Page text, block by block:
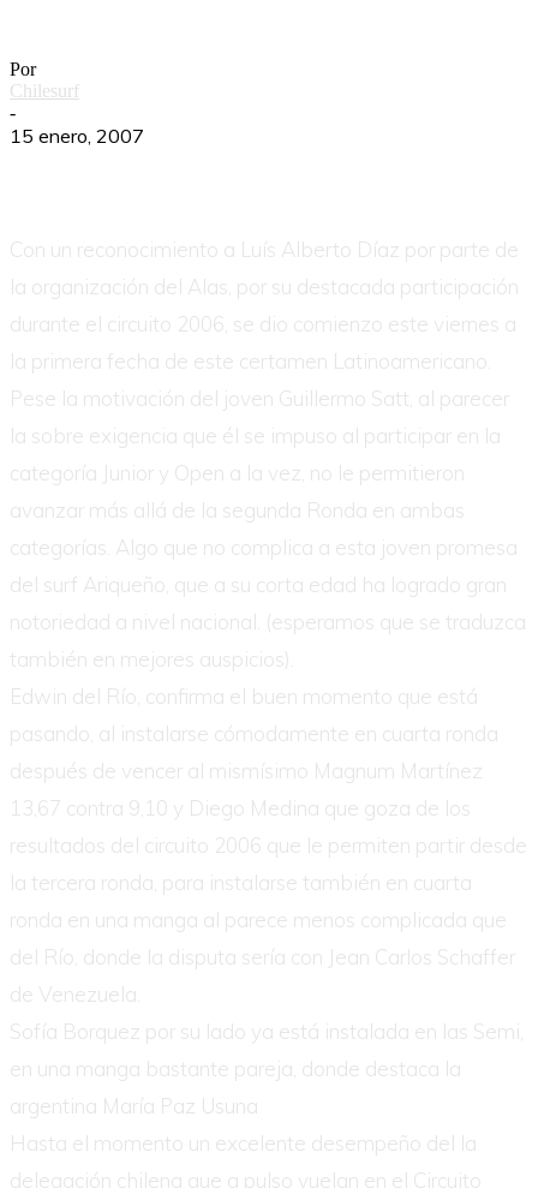
Por
Chilesurf
-
15 enero, 2007
Con un reconocimiento a Luís Alberto Díaz por parte de
la organización del Alas, por su destacada participación
durante el circuito 2006, se dio comienzo este viernes a
la primera fecha de este certamen Latinoamericano.
Pese la motivación del joven Guillermo Satt, al parecer
la sobre exigencia que él se impuso al participar en la
categoría Junior y Open a la vez, no le permitieron
avanzar más allá de la segunda Ronda en ambas
categorías. Algo que no complica a esta joven promesa
del surf Ariqueño, que a su corta edad ha logrado gran
notoriedad a nivel nacional. (esperamos que se traduzca
también en mejores auspicios).
Edwin del Río, confirma el buen momento que está
pasando, al instalarse cómodamente en cuarta ronda
después de vencer al mismísimo Magnum Martínez
13,67 contra 9,10 y Diego Medina que goza de los
resultados del circuito 2006 que le permiten partir desde
la tercera ronda, para instalarse también en cuarta
ronda en una manga al parece menos complicada que
del Río, donde la disputa sería con Jean Carlos Schaffer
de Venezuela.
Sofía Borquez por su lado ya está instalada en las Semi,
en una manga bastante pareja, donde destaca la
argentina María Paz Usuna
Hasta el momento un excelente desempeño del la
delegación chilena que a pulso vuelan en el Circuito